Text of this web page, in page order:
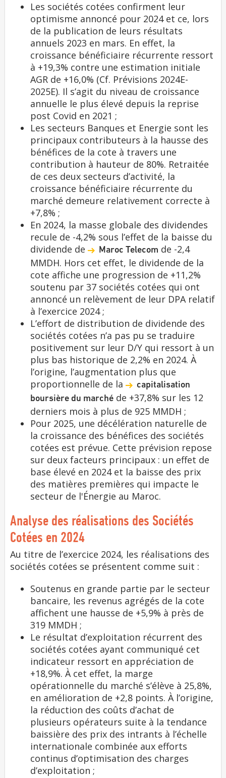
Les sociétés cotées confirment leur
optimisme annoncé pour 2024 et ce, lors
de la publication de leurs résultats
annuels 2023 en mars. En effet, la
croissance bénéficiaire récurrente ressort
à +19,3% contre une estimation initiale
AGR de +16,0% (Cf. Prévisions 2024E-
2025E). Il s’agit du niveau de croissance
annuelle le plus élevé depuis la reprise
post Covid en 2021 ;
Les secteurs Banques et Energie sont les
principaux contributeurs à la hausse des
bénéfices de la cote à travers une
contribution à hauteur de 80%. Retraitée
de ces deux secteurs d’activité, la
croissance bénéficiaire récurrente du
marché demeure relativement correcte à
+7,8% ;
En 2024, la masse globale des dividendes
recule de -4,2% sous l’effet de la baisse du
dividende de
Maroc Telecom de -2,4
MMDH. Hors cet effet, le dividende de la
cote affiche une progression de +11,2%
soutenu par 37 sociétés cotées qui ont
annoncé un relèvement de leur DPA relatif
à l’exercice 2024 ;
L’effort de distribution de dividende des
sociétés cotées n’a pas pu se traduire
positivement sur leur D/Y qui ressort à un
plus bas historique de 2,2% en 2024. À
l’origine, l’augmentation plus que
proportionnelle de la
capitalisation
boursière du marché de +37,8% sur les 12
derniers mois à plus de 925 MMDH ;
Pour 2025, une décélération naturelle de
la croissance des bénéfices des sociétés
cotées est prévue. Cette prévision repose
sur deux facteurs principaux : un effet de
base élevé en 2024 et la baisse des prix
des matières premières qui impacte le
secteur de l'Énergie au Maroc.
Analyse des réalisations des Sociétés
Cotées en 2024
Au titre de l’exercice 2024, les réalisations des
sociétés cotées se présentent comme suit :
Soutenus en grande partie par le secteur
bancaire, les revenus agrégés de la cote
affichent une hausse de +5,9% à près de
319 MMDH ;
Le résultat d’exploitation récurrent des
sociétés cotées ayant communiqué cet
indicateur ressort en appréciation de
+18,9%. À cet effet, la marge
opérationnelle du marché s’élève à 25,8%,
en amélioration de +2,8 points. À l’origine,
la réduction des coûts d’achat de
plusieurs opérateurs suite à la tendance
baissière des prix des intrants à l’échelle
internationale combinée aux efforts
continus d’optimisation des charges
d’exploitation ;